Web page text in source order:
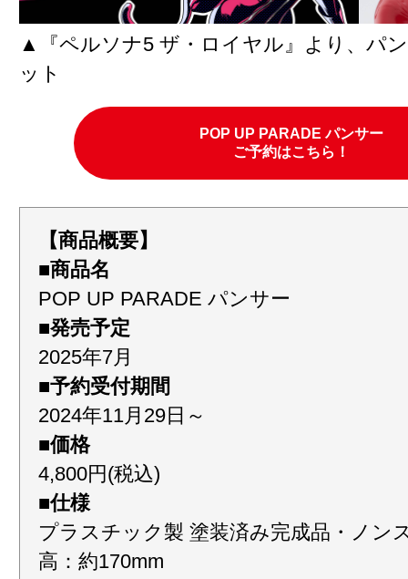
▲『ペルソナ5 ザ・ロイヤル』より、パ
ット
POP UP PARADE パンサー
ご予約はこちら！
【商品概要】
■商品名
POP UP PARADE パンサー
■発売予定
2025年7月
■予約受付期間
2024年11月29日～
■価格
4,800円(税込)
■仕様
プラスチック製 塗装済み完成品・ノン
高：約170mm